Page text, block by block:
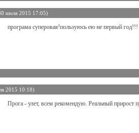
июля 2015 17:05)
програма суперовая!пользуюсь ею не первый год!!!
2015 10:18)
Прога - улет, всем рекомендую. Реальный прирост